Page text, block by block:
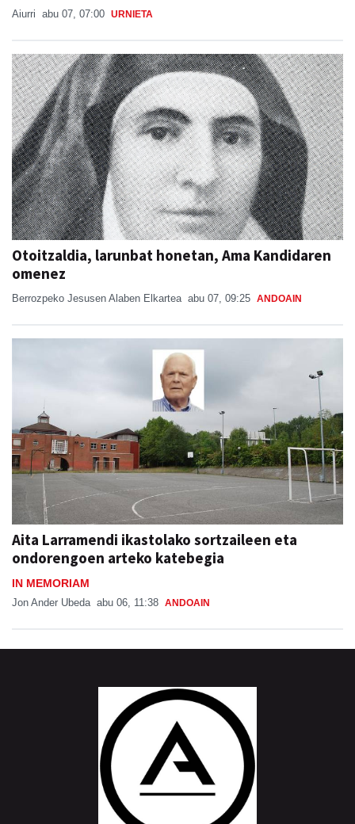
Aiurri abu 07, 07:00 URNIETA
Otoitzaldia, larunbat honetan, Ama Kandidaren
omenez
Berrozpeko Jesusen Alaben Elkartea abu 07, 09:25 ANDOAIN
Aita Larramendi ikastolako sortzaileen eta
ondorengoen arteko katebegia
IN MEMORIAM
Jon Ander Ubeda abu 06, 11:38 ANDOAIN